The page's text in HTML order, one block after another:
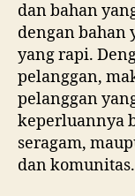
dan bahan
dengan bahan
yang rapi.
pelanggan,
pelanggan
keperluannya
seragam,
dan komunitas.